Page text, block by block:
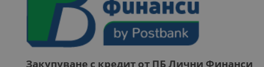
Закупуване с кредит от ПБ Лични Финанси